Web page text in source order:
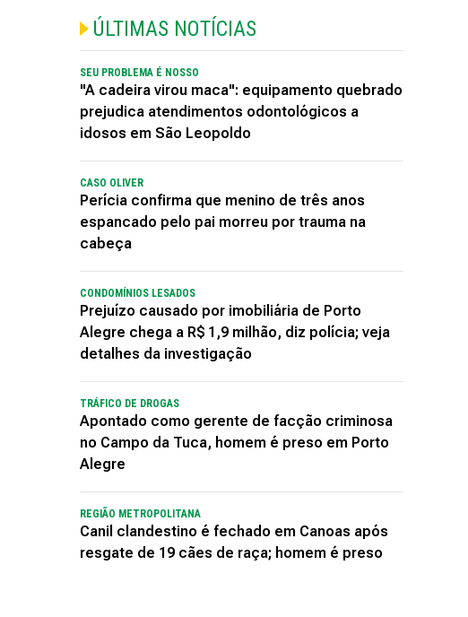
ÚLTIMAS NOTÍCIAS
SEU PROBLEMA É NOSSO
"A cadeira virou maca": equipamento quebrado
prejudica atendimentos odontológicos a
idosos em São Leopoldo
CASO OLIVER
Perícia confirma que menino de três anos
espancado pelo pai morreu por trauma na
cabeça
CONDOMÍNIOS LESADOS
Prejuízo causado por imobiliária de Porto
Alegre chega a R$ 1,9 milhão, diz polícia; veja
detalhes da investigação
TRÁFICO DE DROGAS
Apontado como gerente de facção criminosa
no Campo da Tuca, homem é preso em Porto
Alegre
REGIÃO METROPOLITANA
Canil clandestino é fechado em Canoas após
resgate de 19 cães de raça; homem é preso